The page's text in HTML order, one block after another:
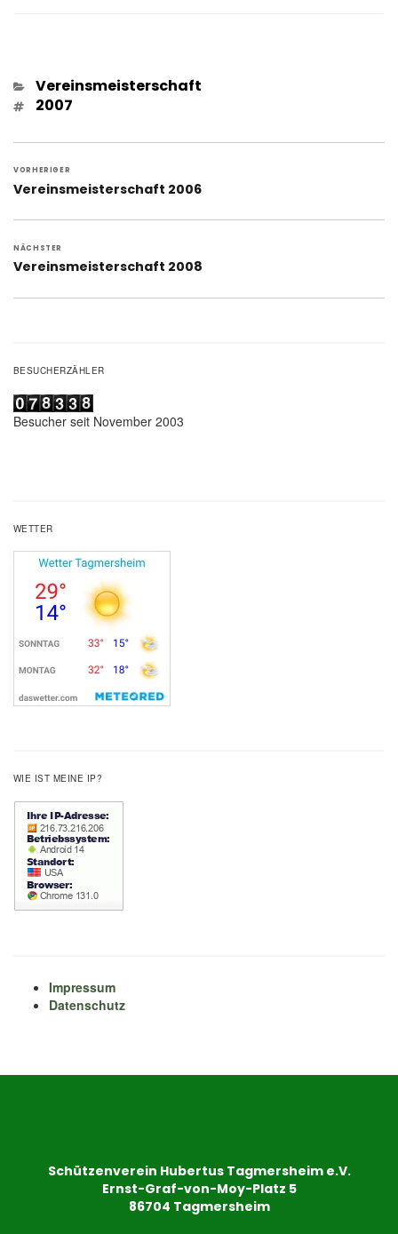
Kategorien
Vereinsmeisterschaft
Schlagwörter
2007
VORHERIGER
Vorheriger
Vereinsmeisterschaft 2006
NÄCHSTER
Nächster
Vereinsmeisterschaft 2008
BESUCHERZÄHLER
Besucher seit November 2003
WETTER
WIE IST MEINE IP?
Impressum
Datenschutz
Schützenverein Hubertus Tagmersheim e.V.
Ernst-Graf-von-Moy-Platz 5
86704 Tagmersheim